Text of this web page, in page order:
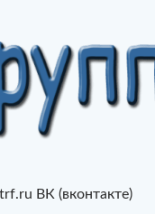
ВК (вконтакте)